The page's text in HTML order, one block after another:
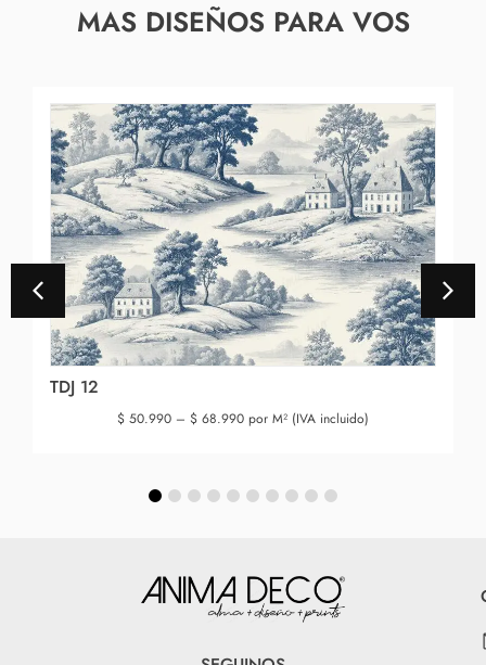
MAS DISEÑOS PARA VOS
TDJ 12
$ 50.990 – $ 68.990 por M² (IVA incluido)